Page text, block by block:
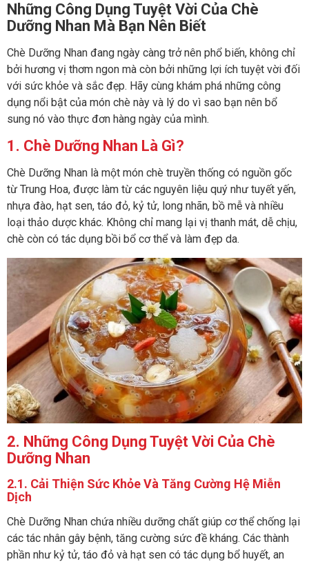
Những Công Dụng Tuyệt Vời Của Chè
Dưỡng Nhan Mà Bạn Nên Biết
Chè Dưỡng Nhan đang ngày càng trở nên phổ biến, không chỉ
bởi hương vị thơm ngon mà còn bởi những lợi ích tuyệt vời đối
với sức khỏe và sắc đẹp. Hãy cùng khám phá những công
dụng nổi bật của món chè này và lý do vì sao bạn nên bổ
sung nó vào thực đơn hàng ngày của mình.
1. Chè Dưỡng Nhan Là Gì?
Chè Dưỡng Nhan là một món chè truyền thống có nguồn gốc
từ Trung Hoa, được làm từ các nguyên liệu quý như tuyết yến,
nhựa đào, hạt sen, táo đỏ, kỷ tử, long nhãn, bồ mễ và nhiều
loại thảo dược khác. Không chỉ mang lại vị thanh mát, dễ chịu,
chè còn có tác dụng bồi bổ cơ thể và làm đẹp da.
2. Những Công Dụng Tuyệt Vời Của Chè
Dưỡng Nhan
2.1. Cải Thiện Sức Khỏe Và Tăng Cường Hệ Miễn
Dịch
Chè Dưỡng Nhan chứa nhiều dưỡng chất giúp cơ thể chống lại
các tác nhân gây bệnh, tăng cường sức đề kháng. Các thành
phần như kỷ tử, táo đỏ và hạt sen có tác dụng bổ huyết, an